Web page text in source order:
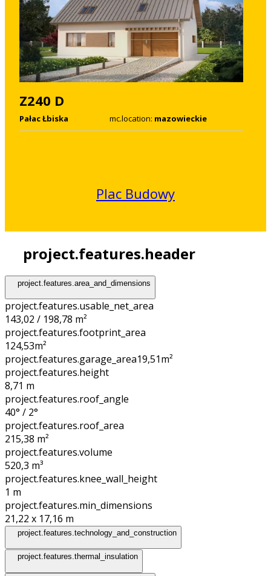
Z240 D
Pałac Łbiska mc.location: mazowieckie
Plac Budowy
project.features.header
project.features.area_and_dimensions
project.features.usable_net_area
143,02 / 198,78 m²
project.features.footprint_area
124,53m²
project.features.garage_area19,51m²
project.features.height
8,71 m
project.features.roof_angle
40° / 2°
project.features.roof_area
215,38 m²
project.features.volume
520,3 m³
project.features.knee_wall_height
1 m
project.features.min_dimensions
21,22 x 17,16 m
project.features.technology_and_construction
project.features.thermal_insulation